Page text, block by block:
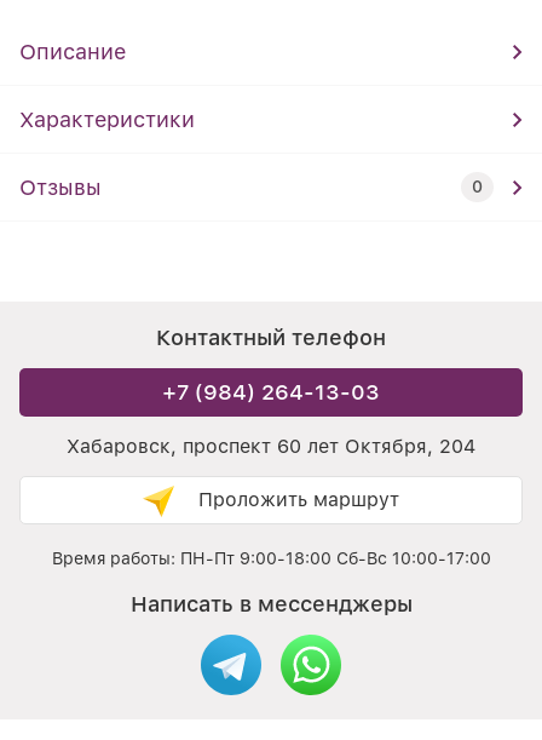
Описание
Характеристики
Отзывы 0
Контактный телефон
+7 (984) 264-13-03
Хабаровск, проспект 60 лет Октября, 204
Проложить маршрут
Время работы: ПН-Пт 9:00-18:00 Сб-Вс 10:00-17:00
Написать в мессенджеры